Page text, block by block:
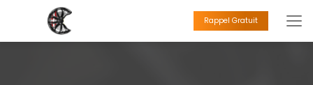
principal
Rappel Gratuit